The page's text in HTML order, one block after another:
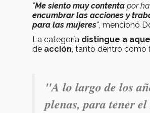
"Me siento muy contenta por
encumbrar las acciones y
para las mujeres" , mencionó
La categoría distingue a
de acción , tanto dentro como
"A lo largo de los
plenas, para tener